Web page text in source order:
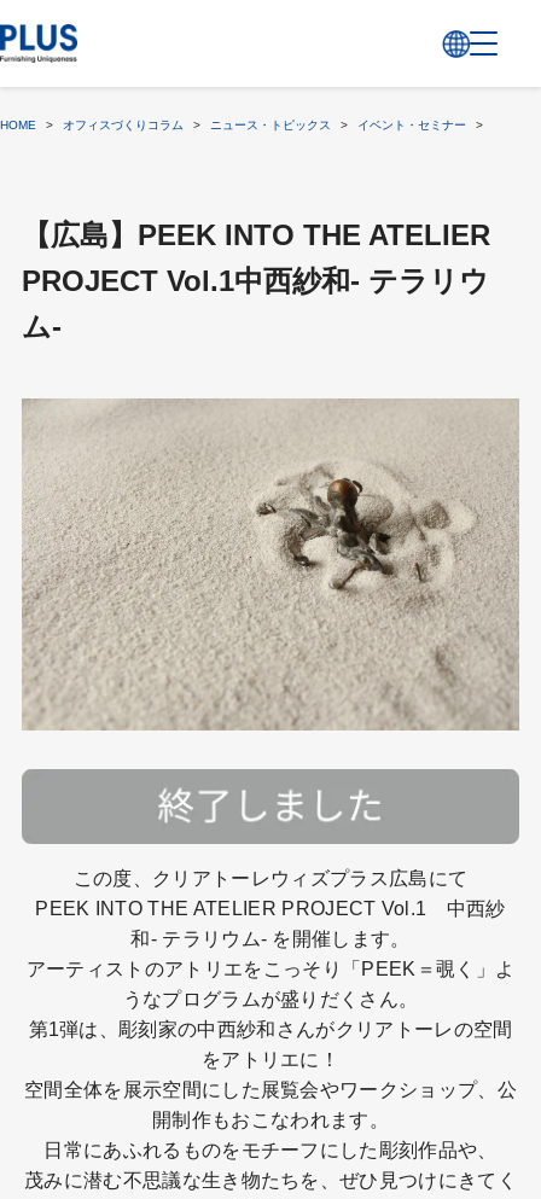
HOME > オフィスづくりコラム > ニュース・トピックス > イベント・セミナー >
【広島】PEEK INTO THE ATELIER
PROJECT Vol.1中西紗和- テラリウ
ム-
この度、クリアトーレウィズプラス広島にて
PEEK INTO THE ATELIER PROJECT Vol.1 中西紗
和- テラリウム- を開催します。
アーティストのアトリエをこっそり「PEEK＝覗く」よ
うなプログラムが盛りだくさん。
第1弾は、彫刻家の中西紗和さんがクリアトーレの空間
をアトリエに！
空間全体を展示空間にした展覧会やワークショップ、公
開制作もおこなわれます。
日常にあふれるものをモチーフにした彫刻作品や、
茂みに潜む不思議な生き物たちを、ぜひ見つけにきてく